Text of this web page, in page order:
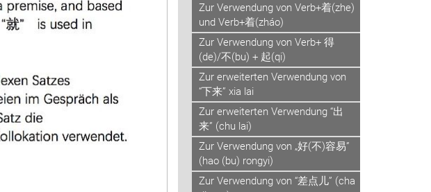
Zur Verwendung von Verb+着(zhe)
und Verb+着(zháo)
Zur Verwendung von Verb+ 得
(de)/不(bu) + 起(qi)
Zur erweiterten Verwendung von
“下来” xia lai
Zur erweiterten Verwendung “出
来” (chu lai)
Zur Verwendung von „好(不)容易”
(hao (bu) rongyi)
Zur Verwendung von “差点儿” (cha